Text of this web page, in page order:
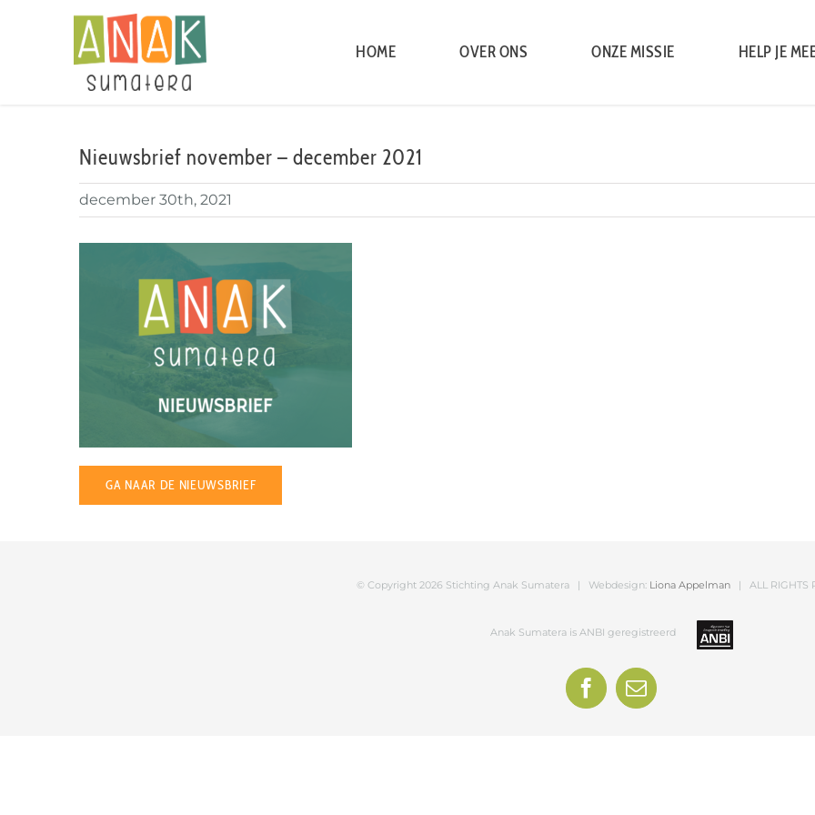
HOME OVER ONS ONZE MISSIE HELP JE
Nieuwsbrief november – december 2021
december 30th, 2021
GA NAAR DE NIEUWSBRIEF
© Copyright 2026 Stichting Anak Sumatera | Webdesign: Liona Appelman| ALL RIGHTS
Anak Sumatera is ANBI geregistreerd
Facebook
E-